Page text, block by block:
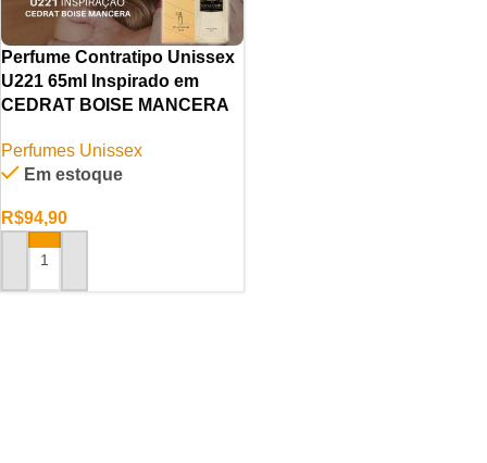
Perfume Contratipo Unissex
U221 65ml Inspirado em
CEDRAT BOISE MANCERA
Perfumes Unissex
Em estoque
R$94,90
ADICIONAR AO CARRINHO